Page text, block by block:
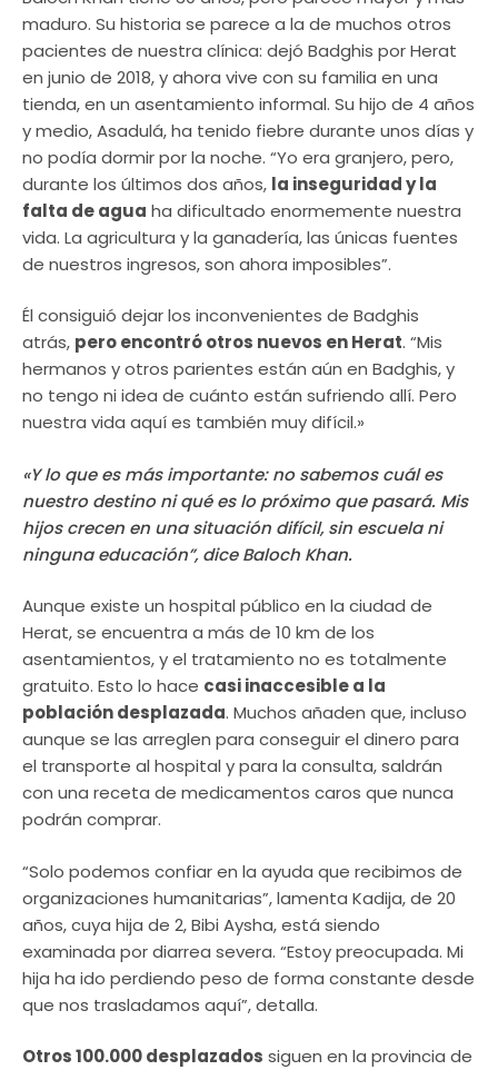
maduro. Su historia se parece a la de muchos otros
pacientes de nuestra clínica: dejó Badghis por Herat
en junio de 2018, y ahora vive con su familia en una
tienda, en un asentamiento informal. Su hijo de 4 años
y medio, Asadulá, ha tenido fiebre durante unos días y
no podía dormir por la noche. “Yo era granjero, pero,
durante los últimos dos años, la inseguridad y la
falta de agua ha dificultado enormemente nuestra
vida. La agricultura y la ganadería, las únicas fuentes
de nuestros ingresos, son ahora imposibles”.
Él consiguió dejar los inconvenientes de Badghis
atrás, pero encontró otros nuevos en Herat. “Mis
hermanos y otros parientes están aún en Badghis, y
no tengo ni idea de cuánto están sufriendo allí. Pero
nuestra vida aquí es también muy difícil.»
«Y lo que es más importante: no sabemos cuál es
nuestro destino ni qué es lo próximo que pasará. Mis
hijos crecen en una situación difícil, sin escuela ni
ninguna educación”, dice Baloch Khan.
Aunque existe un hospital público en la ciudad de
Herat, se encuentra a más de 10 km de los
asentamientos, y el tratamiento no es totalmente
gratuito. Esto lo hace casi inaccesible a la
población desplazada. Muchos añaden que, incluso
aunque se las arreglen para conseguir el dinero para
el transporte al hospital y para la consulta, saldrán
con una receta de medicamentos caros que nunca
podrán comprar.
“Solo podemos confiar en la ayuda que recibimos de
organizaciones humanitarias”, lamenta Kadija, de 20
años, cuya hija de 2, Bibi Aysha, está siendo
examinada por diarrea severa. “Estoy preocupada. Mi
hija ha ido perdiendo peso de forma constante desde
que nos trasladamos aquí”, detalla.
Otros 100.000 desplazados siguen en la provincia de